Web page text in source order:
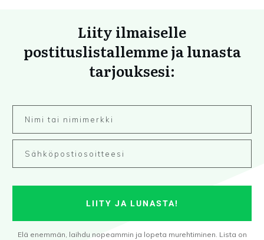
Liity ilmaiselle
postituslistallemme ja lunasta
tarjouksesi:
LIITY JA LUNASTA!
Elä enemmän, laihdu nopeammin ja lopeta murehtiminen. Lista on